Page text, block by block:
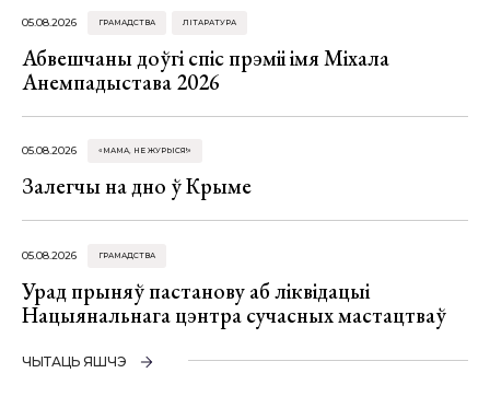
05.08.2026 ГРАМАДСТВА ЛІТАРАТУРА
Абвешчаны доўгі спіс прэміі імя Міхала
Анемпадыстава 2026
05.08.2026 «МАМА, НЕ ЖУРЫСЯ!»
Залегчы на дно ў Крыме
05.08.2026 ГРАМАДСТВА
Урад прыняў пастанову аб ліквідацыі
Нацыянальнага цэнтра сучасных мастацтваў
ЧЫТАЦЬ ЯШЧЭ